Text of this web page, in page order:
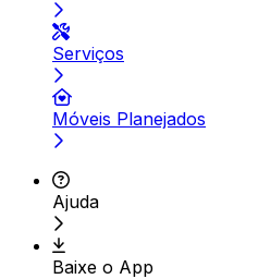
Serviços
Móveis Planejados
Ajuda
Baixe o App